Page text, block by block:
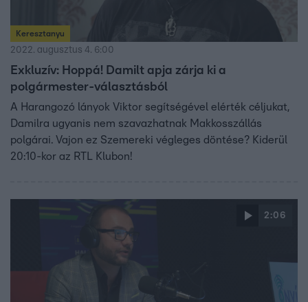
Keresztanyu
2022. augusztus 4. 6:00
Exkluzív: Hoppá! Damilt apja zárja ki a
polgármester-választásból
A Harangozó lányok Viktor segítségével elérték céljukat,
Damilra ugyanis nem szavazhatnak Makkosszállás
polgárai. Vajon ez Szemereki végleges döntése? Kiderül
20:10-kor az RTL Klubon!
2:06